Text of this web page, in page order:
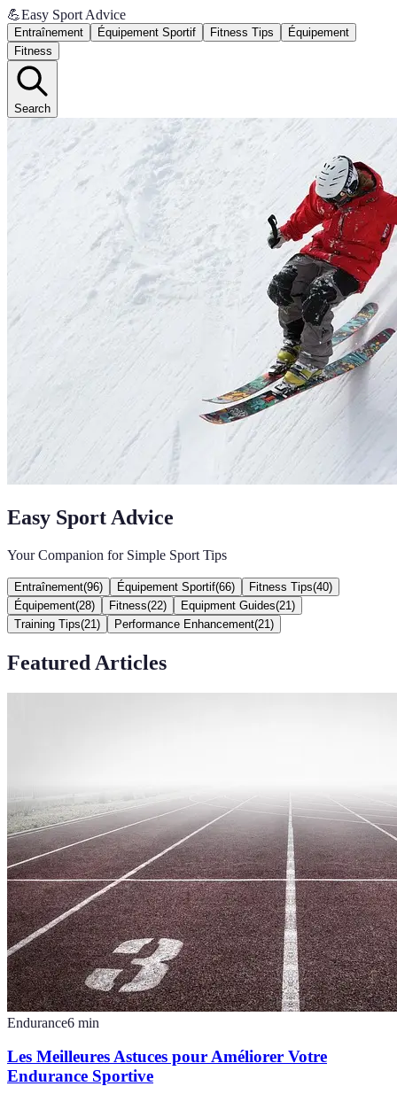
💪Easy Sport Advice
Entraînement Équipement Sportif Fitness Tips
Équipement
Fitness
Search
Easy Sport Advice
Your Companion for Simple Sport Tips
Entraînement(96) Équipement Sportif(66) Fitness Tips(40)
Équipement(28) Fitness(22) Equipment Guides(21 )
Training Tips(21 ) Performance Enhancement(21 )
Featured Articles
Endurance6 min
Les Meilleures Astuces pour Améliorer Votre
Endurance Sportive